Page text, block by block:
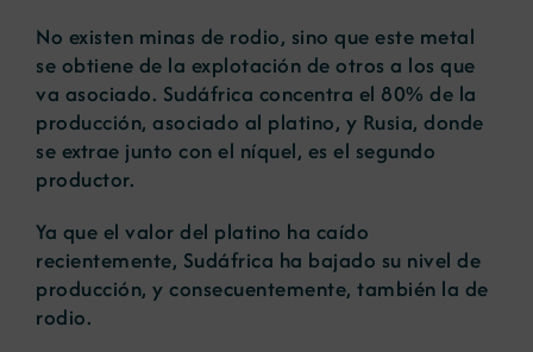
No existen minas de rodio, sino que este metal
se obtiene de la explotación de otros a los que
va asociado. Sudáfrica concentra el 80% de la
producción, asociado al platino, y Rusia, donde
se extrae junto con el níquel, es el segundo
productor.
Ya que el valor del platino ha caído
recientemente, Sudáfrica ha bajado su nivel de
producción, y consecuentemente, también la de
rodio.